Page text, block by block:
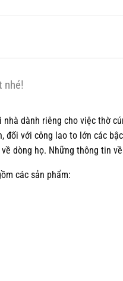
nhé!
dành riêng cho việc thờ
đối với công lao to lớn các
dòng họ. Những thông tin
các sản phẩm: